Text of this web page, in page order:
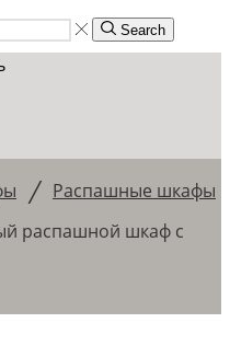
Search
/ Распашные шкафы
распашной шкаф с